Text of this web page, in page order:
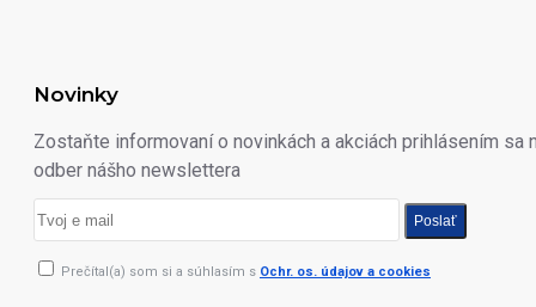
Novinky
Zostaňte informovaní o novinkách a akciách prihlásením sa
odber nášho newslettera
Poslať
Prečítal(a) som si a súhlasím s Ochr. os. údajov a cookies